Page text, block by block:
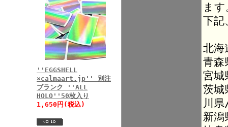
''EGGSHELL
×calmaart.jp'' 別注
ブランク ''ALL
HOLO''50枚入り
1,650円(税込)
ま
下記
北海
青
宮
茨
川
新